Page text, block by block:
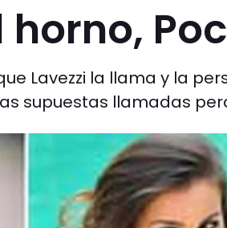
horno,
Lavezzi la llama y la
supuestas llamadas